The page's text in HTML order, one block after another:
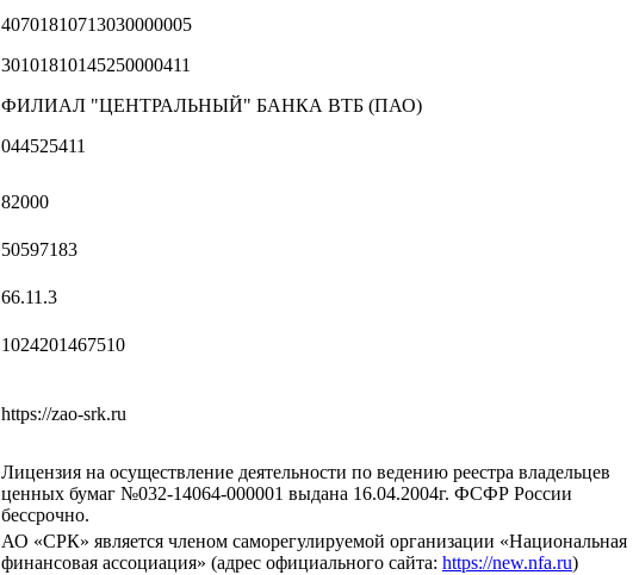
40701810713030000005
30101810145250000411
ФИЛИАЛ "ЦЕНТРАЛЬНЫЙ" БАНКА ВТБ (ПАО)
044525411
82000
50597183
66.11.3
1024201467510
https://zao-srk.ru
Лицензия на осуществление деятельности по ведению реестра владельцев
ценных бумаг №032-14064-000001 выдана 16.04.2004г. ФСФР России
бессрочно.
АО «СРК» является членом саморегулируемой организации «Национальная
финансовая ассоциация» (адрес официального сайта: https://new.nfa.ru)